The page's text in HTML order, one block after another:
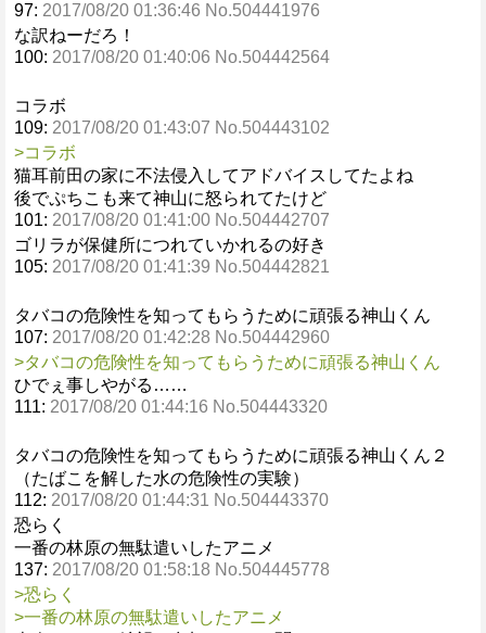
97: 2017/08/20 01:36:46 No.504441976
な訳ねーだろ！
100: 2017/08/20 01:40:06 No.504442564
コラボ
109: 2017/08/20 01:43:07 No.504443102
>コラボ
猫耳前田の家に不法侵入してアドバイスしてたよね
後でぷちこも来て神山に怒られてたけど
101: 2017/08/20 01:41:00 No.504442707
ゴリラが保健所につれていかれるの好き
105: 2017/08/20 01:41:39 No.504442821
タバコの危険性を知ってもらうために頑張る神山くん
107: 2017/08/20 01:42:28 No.504442960
>タバコの危険性を知ってもらうために頑張る神山くん
ひでぇ事しやがる……
111: 2017/08/20 01:44:16 No.504443320
タバコの危険性を知ってもらうために頑張る神山くん２
（たばこを解した水の危険性の実験）
112: 2017/08/20 01:44:31 No.504443370
恐らく
一番の林原の無駄遣いしたアニメ
137: 2017/08/20 01:58:18 No.504445778
>恐らく
>一番の林原の無駄遣いしたアニメ